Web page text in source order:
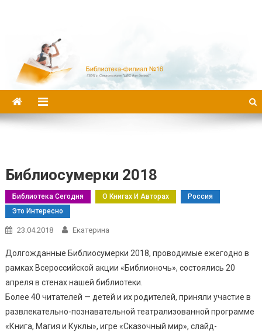
Библиосумерки 2018
Библиотека Сегодня О Книгах И Авторах
Россия
Это Интересно
23.04.2018 Екатерина
Долгожданные Библиосумерки 2018, проводимые ежегодно в
рамках Всероссийской акции «Библионочь», состоялись 20
апреля в стенах нашей библиотеки.
Более 40 читателей — детей и их родителей, приняли участие в
развлекательно-познавательной театрализованной программе
«Книга, Магия и Куклы», игре «Сказочный мир», слайд-